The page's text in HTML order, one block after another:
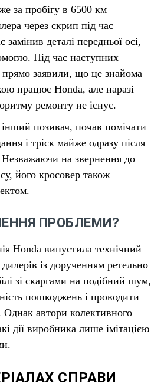
за пробігу в 6500 км
через скрип під час
замінив деталі передньої осі,
Під час наступних
прямо заявили, що це знайома
працює Honda, але наразі
ремонту не існує.
позивач, почав помічати
і тріск майже одразу після
на звернення до
його кросовер також
ПРОБЛЕМИ?
Honda випустила технічний
із дорученням ретельно
зі скаргами на подібний шум,
пошкоджень і проводити
Однак автори колективного
дії виробника лише імітацією
СПРАВИ